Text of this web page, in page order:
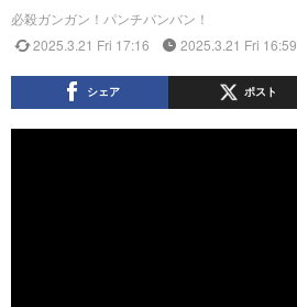
必殺ガンガン！パンチバンバン！
2025.3.21 Fri 17:16 2025.3.21 Fri 16:59
シェア ポスト